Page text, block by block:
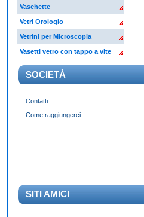
Vaschette
Vetri Orologio
Vetrini per Microscopia
Vasetti vetro con tappo a vite
SOCIETÀ
Contatti
Come raggiungerci
SITI AMICI